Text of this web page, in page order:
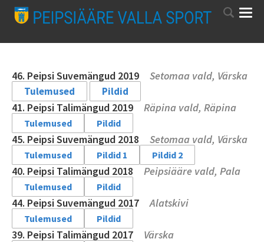
46. Peipsi Suvemängud 2019 Setomaa vald, Värska
Tulemused Pildid
41. Peipsi Talimängud 2019 Räpina vald, Räpina
Tulemused Pildid
45. Peipsi Suvemängud 2018 Setomaa vald, Värska
Tulemused Pildid 1 Pildid 2
40. Peipsi Talimängud 2018 Peipsiääre vald, Pala
Tulemused Pildid
44. Peipsi Suvemängud 2017Alatskivi
Tulemused Pildid
39. Peipsi Talimängud 2017 Värska